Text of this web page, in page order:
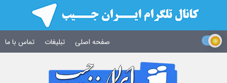
صفحه اصلی تبلیغات تماس با ما